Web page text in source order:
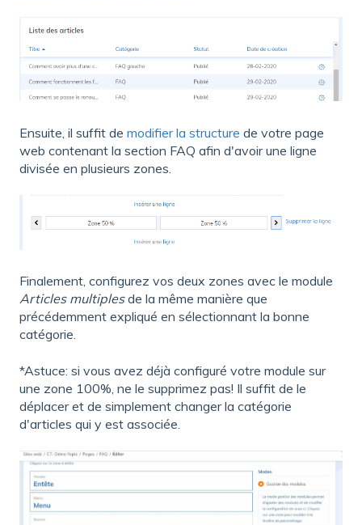
Ensuite, il suffit de modifier la structure de votre page
web contenant la section FAQ afin d'avoir une ligne
divisée en plusieurs zones.
Finalement, configurez vos deux zones avec le module
Articles multiplesde la même manière que
précédemment expliqué en sélectionnant la bonne
catégorie.
*Astuce: si vous avez déjà configuré votre module sur
une zone 100%, ne le supprimez pas! Il suffit de le
déplacer et de simplement changer la catégorie
d'articles qui y est associée.